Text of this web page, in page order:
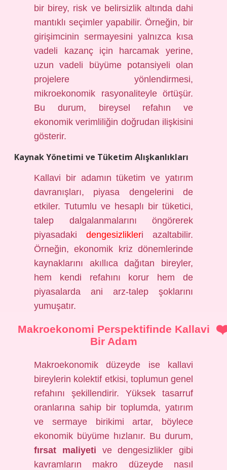
bir birey, risk ve belirsizlik altında dahi
mantıklı seçimler yapabilir. Örneğin, bir
girişimcinin sermayesini yalnızca kısa
vadeli kazanç için harcamak yerine,
uzun vadeli büyüme potansiyeli olan
projelere yönlendirmesi,
mikroekonomik rasyonaliteyle örtüşür.
Bu durum, bireysel refahın ve
ekonomik verimliliğin doğrudan ilişkisini
gösterir.
Kaynak Yönetimi ve Tüketim Alışkanlıkları
Kallavi bir adamın tüketim ve yatırım
davranışları, piyasa dengelerini de
etkiler. Tutumlu ve hesaplı bir tüketici,
talep dalgalanmalarını öngörerek
piyasadaki dengesizlikleri azaltabilir.
Örneğin, ekonomik kriz dönemlerinde
kaynaklarını akıllıca dağıtan bireyler,
hem kendi refahını korur hem de
piyasalarda ani arz-talep şoklarını
yumuşatır.
Makroekonomi Perspektifinde Kallavi
Bir Adam
Makroekonomik düzeyde ise kallavi
bireylerin kolektif etkisi, toplumun genel
refahını şekillendirir. Yüksek tasarruf
oranlarına sahip bir toplumda, yatırım
ve sermaye birikimi artar, böylece
ekonomik büyüme hızlanır. Bu durum,
fırsat maliyeti vedengesizlikler gibi
kavramların makro düzeyde nasıl